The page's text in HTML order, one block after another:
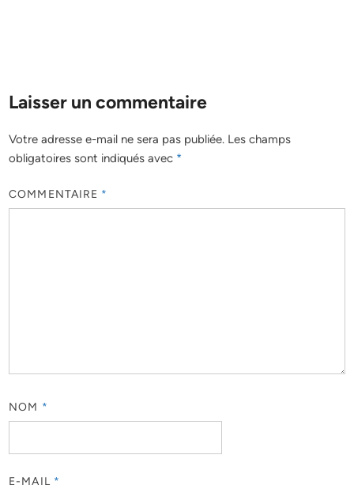
Laisser un commentaire
Votre adresse e-mail ne sera pas publiée. Les champs
obligatoires sont indiqués avec *
COMMENTAIRE *
NOM *
E-MAIL *